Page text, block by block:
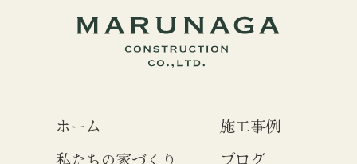
ホーム
施工事例